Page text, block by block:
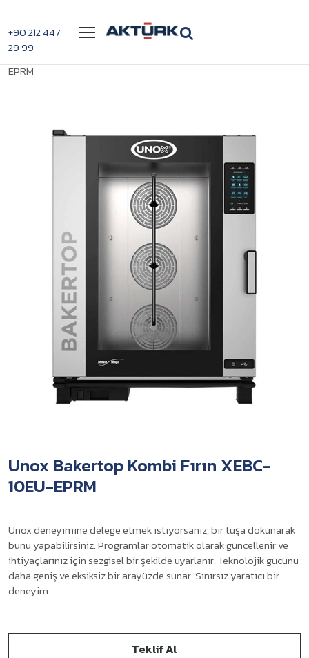
+90 212 447
29 99
Menü
EPRM
Unox Bakertop Kombi Fırın XEBC-
10EU-EPRM
Unox deneyimine delege etmek istiyorsanız, bir tuşa dokunarak
bunu yapabilirsiniz. Programlar otomatik olarak güncellenir ve
ihtiyaçlarınız için sezgisel bir şekilde uyarlanır. Teknolojik gücünü
daha geniş ve eksiksiz bir arayüzde sunar. Sınırsız yaratıcı bir
deneyim.
Teklif Al